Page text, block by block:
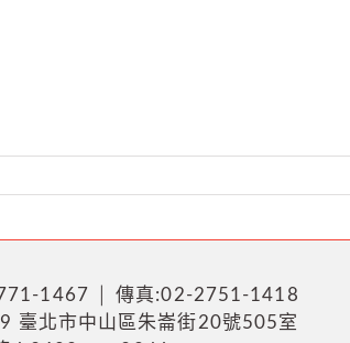
1467 │ 傳真:02-2751-1418
臺北市中山區朱崙街20號505室